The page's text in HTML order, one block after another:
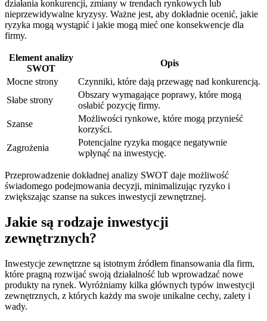
działania konkurencji, zmiany w trendach rynkowych lub
nieprzewidywalne kryzysy. Ważne jest, aby dokładnie ocenić, jakie
ryzyka mogą wystąpić i jakie mogą mieć one konsekwencje dla
firmy.
Element analizy
SWOT
Opis
Mocne strony
Czynniki, które dają przewagę nad konkurencją.
Słabe strony
Obszary wymagające poprawy, które mogą
osłabić pozycję firmy.
Szanse
Możliwości rynkowe, które mogą przynieść
korzyści.
Zagrożenia
Potencjalne ryzyka mogące negatywnie
wpłynąć na inwestycję.
Przeprowadzenie dokładnej analizy SWOT daje możliwość
świadomego podejmowania decyzji, minimalizując ryzyko i
zwiększając szanse na sukces inwestycji zewnętrznej.
Jakie są rodzaje inwestycji
zewnętrznych?
Inwestycje zewnętrzne są istotnym źródłem finansowania dla firm,
które pragną rozwijać swoją działalność lub wprowadzać nowe
produkty na rynek. Wyróżniamy kilka głównych typów inwestycji
zewnętrznych, z których każdy ma swoje unikalne cechy, zalety i
wady.